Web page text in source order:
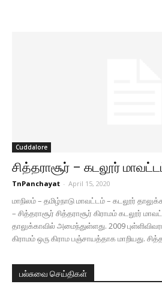
Cuddalore
சித்தராசூர் – கடலூர்
TnPanchayat - April 15, 2020
மாநிலம் – தமிழ்நாடு மாவட்டம் – கடலூர்
– சித்தராசூர் சித்தராசூர் கிராமம் கடலூர்
தாலுக்காவில் அமைந்துள்ளது. 2009
கிராமம் ஒரு கிராம பஞ்சாயத்தாக மாறியது.
பல்சுவை செய்திகள்